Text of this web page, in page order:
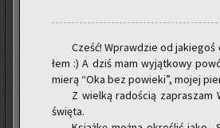
Cześć! Wpraw­dzie od
łem :) A dziś mam wy­jąt­ko­wy
mie­rą “Oka bez po­wie­ki”, mojej
Z wiel­ką ra­do­ścią
świę­ta.